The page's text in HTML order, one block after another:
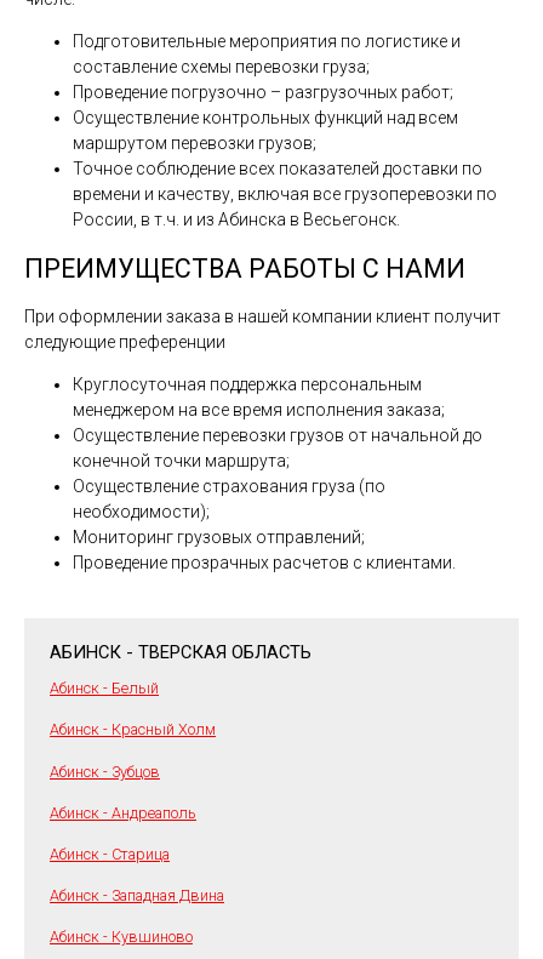
Подготовительные мероприятия по логистике и
составление схемы перевозки груза;
Проведение погрузочно – разгрузочных работ;
Осуществление контрольных функций над всем
маршрутом перевозки грузов;
Точное соблюдение всех показателей доставки по
времени и качеству, включая все грузоперевозки по
России, в т.ч. и из Абинска в Весьегонск.
ПРЕИМУЩЕСТВА РАБОТЫ С НАМИ
При оформлении заказа в нашей компании клиент получит
следующие преференции
Круглосуточная поддержка персональным
менеджером на все время исполнения заказа;
Осуществление перевозки грузов от начальной до
конечной точки маршрута;
Осуществление страхования груза (по
необходимости);
Мониторинг грузовых отправлений;
Проведение прозрачных расчетов с клиентами.
АБИНСК - ТВЕРСКАЯ ОБЛАСТЬ
Абинск - Белый
Абинск - Красный Холм
Абинск - Зубцов
Абинск - Андреаполь
Абинск - Старица
Абинск - Западная Двина
Абинск - Кувшиново